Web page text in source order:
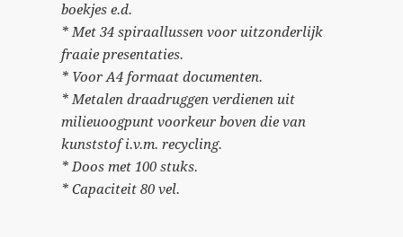
boekjes e.d.
* Met 34 spiraallussen voor uitzonderlijk
fraaie presentaties.
* Voor A4 formaat documenten.
* Metalen draadruggen verdienen uit
milieuoogpunt voorkeur boven die van
kunststof i.v.m. recycling.
* Doos met 100 stuks.
* Capaciteit 80 vel.